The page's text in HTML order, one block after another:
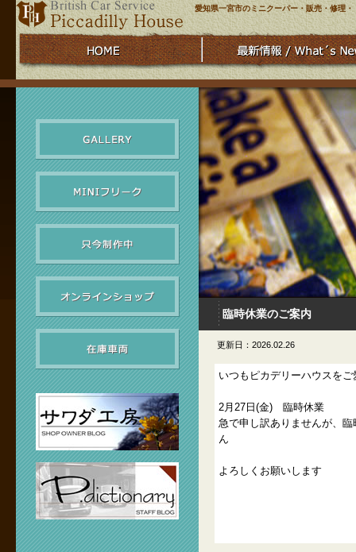
愛知県一宮市のミニクーパー・販売・修理
臨時休業のご案内
更新日：2026.02.26
いつもピカデリーハウスを
2月27日(金) 臨時休業
急で申し訳ありませんが、
ん
よろしくお願いします